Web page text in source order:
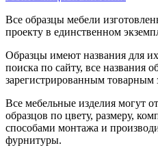
Все образцы мебели
проекту в единственном
Образцы имеют названия для
поиска по сайту, все названия
зарегистрированным товарным
Все мебельные изделия могут
образцов по цвету, размеру,
способами монтажа и
фурнитуры.